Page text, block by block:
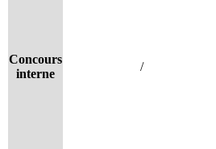
Concours
interne
/